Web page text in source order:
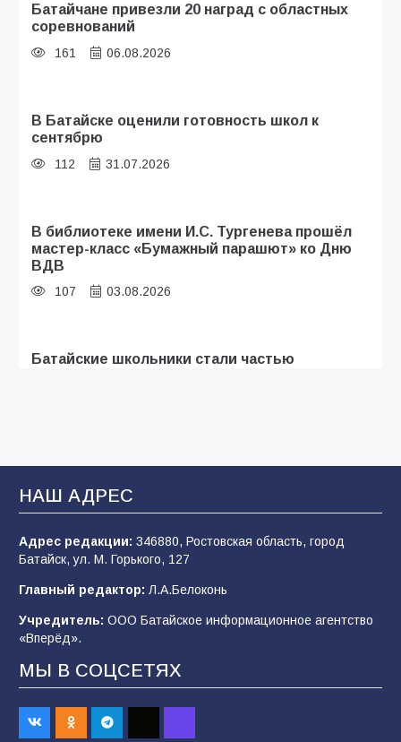
Батайчане привезли 20 наград с областных
соревнований
161 06.08.2026
В Батайске оценили готовность школ к
сентябрю
112 31.07.2026
В библиотеке имени И.С. Тургенева прошёл
мастер-класс «Бумажный парашют» ко Дню
ВДВ
107 03.08.2026
Батайские школьники стали частью
«Мобилизация или набор?» Что на самом
деле происходит в армии России в августе
2026 года
В Батайске продолжаются дорожные работы
98 04.08.2026
«Пургу нести — не поля переходить»: почему
заявления о мобилизации — это
пропагандистский вброс
НАШ АДРЕС
Адрес редакции: 346880, Ростовская область, город
Батайск, ул. М. Горького, 127
Главный редактор: Л.А.Белоконь
Учредитель: ООО Батайское информационное агентство
«Вперёд».
МЫ В СОЦСЕТЯХ